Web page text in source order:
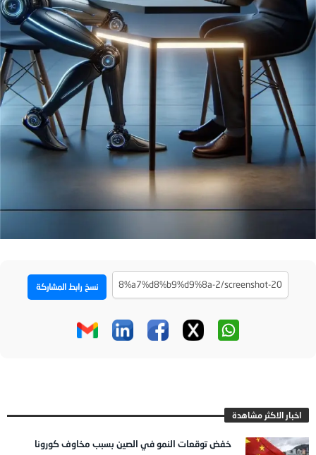
نسخ رابط المشاركة
اخبار الاكثر مشاهدة
خفض توقعات النمو في الصين بسبب مخاوف كورونا